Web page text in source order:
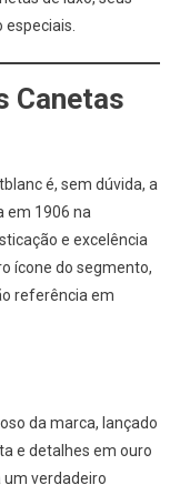
Canetas
é, sem dúvida, a
em 1906 na
e excelência
ícone do segmento,
referência em
da marca, lançado
e detalhes em ouro
um verdadeiro